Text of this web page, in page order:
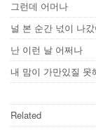
그런데 어머나
널 본 순간 넋이 나갔
난 이런 날 어쩌나
내 맘이 가만있질 못
Related